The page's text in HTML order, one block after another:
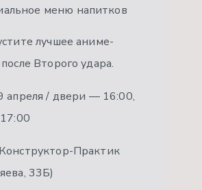
меню напитков
лучшее аниме-
Второго удара.
апреля / двери — 16:00,
Конструктор-Практик
33Б)